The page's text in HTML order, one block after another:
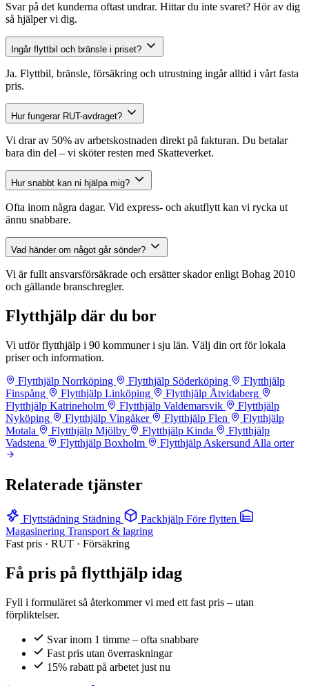
Svar på det kunderna oftast undrar. Hittar du inte svaret? Hör av dig
så hjälper vi dig.
Ingår flyttbil och bränsle i priset?
Ja. Flyttbil, bränsle, försäkring och utrustning ingår alltid i vårt fasta
pris.
Hur fungerar RUT-avdraget?
Vi drar av 50% av arbetskostnaden direkt på fakturan. Du betalar
bara din del – vi sköter resten med Skatteverket.
Hur snabbt kan ni hjälpa mig?
Ofta inom några dagar. Vid express- och akutflytt kan vi rycka ut
ännu snabbare.
Vad händer om något går sönder?
Vi är fullt ansvarsförsäkrade och ersätter skador enligt Bohag 2010
och gällande branschregler.
Flytthjälp där du bor
Vi utför flytthjälp i 90 kommuner i sju län. Välj din ort för lokala
priser och information.
Flytthjälp Norrköping
Flytthjälp Söderköping
Flytthjälp
Finspång
Flytthjälp Linköping
Flytthjälp Åtvidaberg
Flytthjälp Katrineholm
Flytthjälp Valdemarsvik
Flytthjälp
Nyköping
Flytthjälp Vingåker Flytthjälp Flen
Flytthjälp
Motala
Flytthjälp Mjölby Flytthjälp Kinda
Flytthjälp
Vadstena
Flytthjälp Boxholm Flytthjälp Askersund Alla orter
Relaterade tjänster
Flyttstädning Städning Packhjälp Före flytten
Magasinering Transport & lagring
Fast pris · RUT · Försäkring
Få pris på flytthjälp idag
Fyll i formuläret så återkommer vi med ett fast pris – utan
förpliktelser.
Svar inom 1 timme – ofta snabbare
Fast pris utan överraskningar
15% rabatt på arbetet just nu